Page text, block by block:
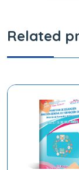
Related